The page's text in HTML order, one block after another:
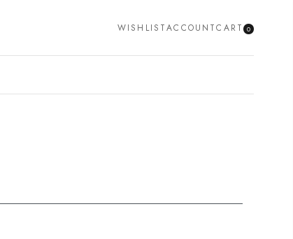
WISHLISTACCOUNTCART 0